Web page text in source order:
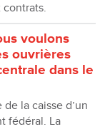
voulons
ouvrières
dans le
la caisse d’un
fédéral. La